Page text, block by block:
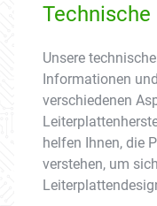
Unsere
Informationen
verschiedenen
helfen Ihnen, die
verstehen, um